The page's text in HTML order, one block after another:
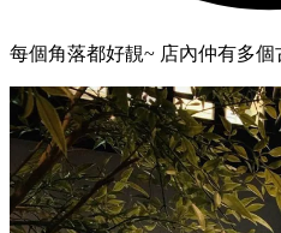
每個角落都好靚~ 店內仲有多個